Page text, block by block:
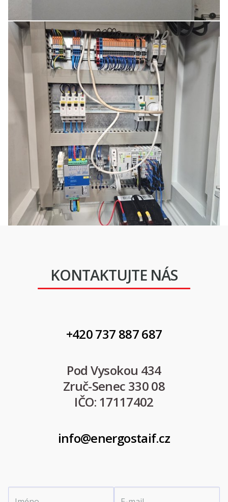
KONTAKTUJTE NÁS
+420 737 887 687
Pod Vysokou 434
Zruč-Senec 330 08
IČO: 17117402
info@energostaif.cz